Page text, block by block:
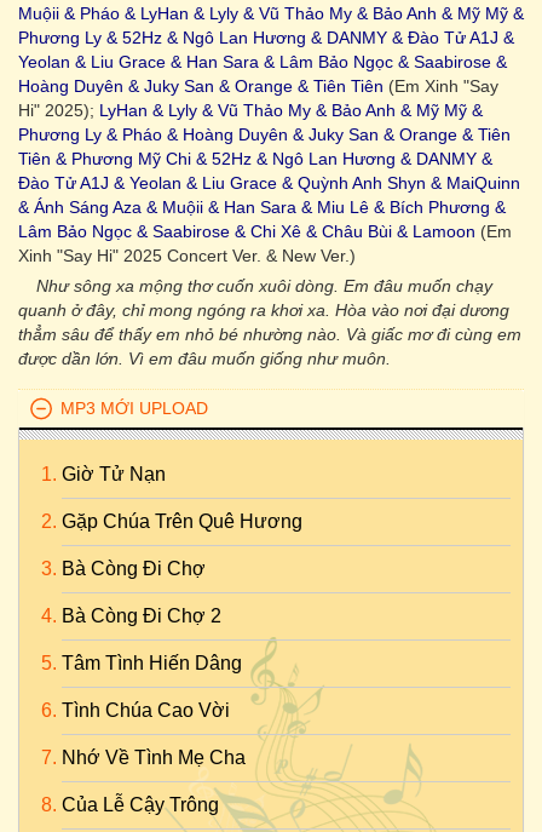
Muộii & Pháo & LyHan & Lyly & Vũ Thảo My & Bảo Anh & Mỹ Mỹ &
Phương Ly & 52Hz & Ngô Lan Hương & DANMY & Đào Tử A1J &
Yeolan & Liu Grace & Han Sara & Lâm Bảo Ngọc & Saabirose &
Hoàng Duyên & Juky San & Orange & Tiên Tiên (Em Xinh "Say
Hi" 2025); LyHan & Lyly & Vũ Thảo My & Bảo Anh & Mỹ Mỹ &
Phương Ly & Pháo & Hoàng Duyên & Juky San & Orange & Tiên
Tiên & Phương Mỹ Chi & 52Hz & Ngô Lan Hương & DANMY &
Đào Tử A1J & Yeolan & Liu Grace & Quỳnh Anh Shyn & MaiQuinn
& Ánh Sáng Aza & Muộii & Han Sara & Miu Lê & Bích Phương &
Lâm Bảo Ngọc & Saabirose & Chi Xê & Châu Bùi & Lamoon (Em
Xinh "Say Hi" 2025 Concert Ver. & New Ver.)
Như sông xa mộng thơ cuốn xuôi dòng. Em đâu muốn chạy
quanh ở đây, chỉ mong ngóng ra khơi xa. Hòa vào nơi đại dương
thẳm sâu để thấy em nhỏ bé nhường nào. Và giấc mơ đi cùng em
được dần lớn. Vì em đâu muốn giống như muôn.
MP3 MỚI UPLOAD
Giờ Tử Nạn
Gặp Chúa Trên Quê Hương
Bà Còng Đi Chợ
Bà Còng Đi Chợ 2
Tâm Tình Hiến Dâng
Tình Chúa Cao Vời
Nhớ Về Tình Mẹ Cha
Của Lễ Cậy Trông